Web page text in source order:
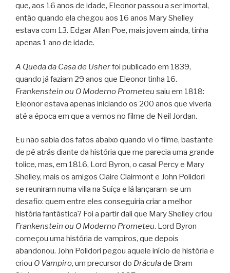
que, aos 16 anos de idade, Eleonor passou a ser imortal,
então quando ela chegou aos 16 anos Mary Shelley
estava com 13. Edgar Allan Poe, mais jovem ainda, tinha
apenas 1 ano de idade.
A Queda da Casa de Usherfoi publicado em 1839,
quando já faziam 29 anos que Eleonor tinha 16.
Frankenstein ou O Moderno Prometeu saiu em 1818:
Eleonor estava apenas iniciando os 200 anos que viveria
até a época em que a vemos no filme de Neil Jordan.
Eu não sabia dos fatos abaixo quando vi o filme, bastante
de pé atrás diante da história que me parecia uma grande
tolice, mas, em 1816, Lord Byron, o casal Percy e Mary
Shelley, mais os amigos Claire Clairmont e John Polidori
se reuniram numa villa na Suíça e lá lançaram-se um
desafio: quem entre eles conseguiria criar a melhor
história fantástica? Foi a partir dali que Mary Shelley criou
Frankenstein ou O Moderno Prometeu. Lord Byron
começou uma história de vampiros, que depois
abandonou. John Polidori pegou aquele início de história e
criou O Vampiro, um precursor do Dráculade Bram